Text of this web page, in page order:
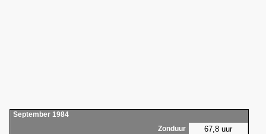
September 1984
Zonduur
67,8 uur